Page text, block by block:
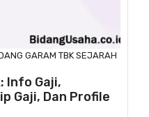
GARAM TBK SEJARAH
Info Gaji,
Gaji, Dan Profile